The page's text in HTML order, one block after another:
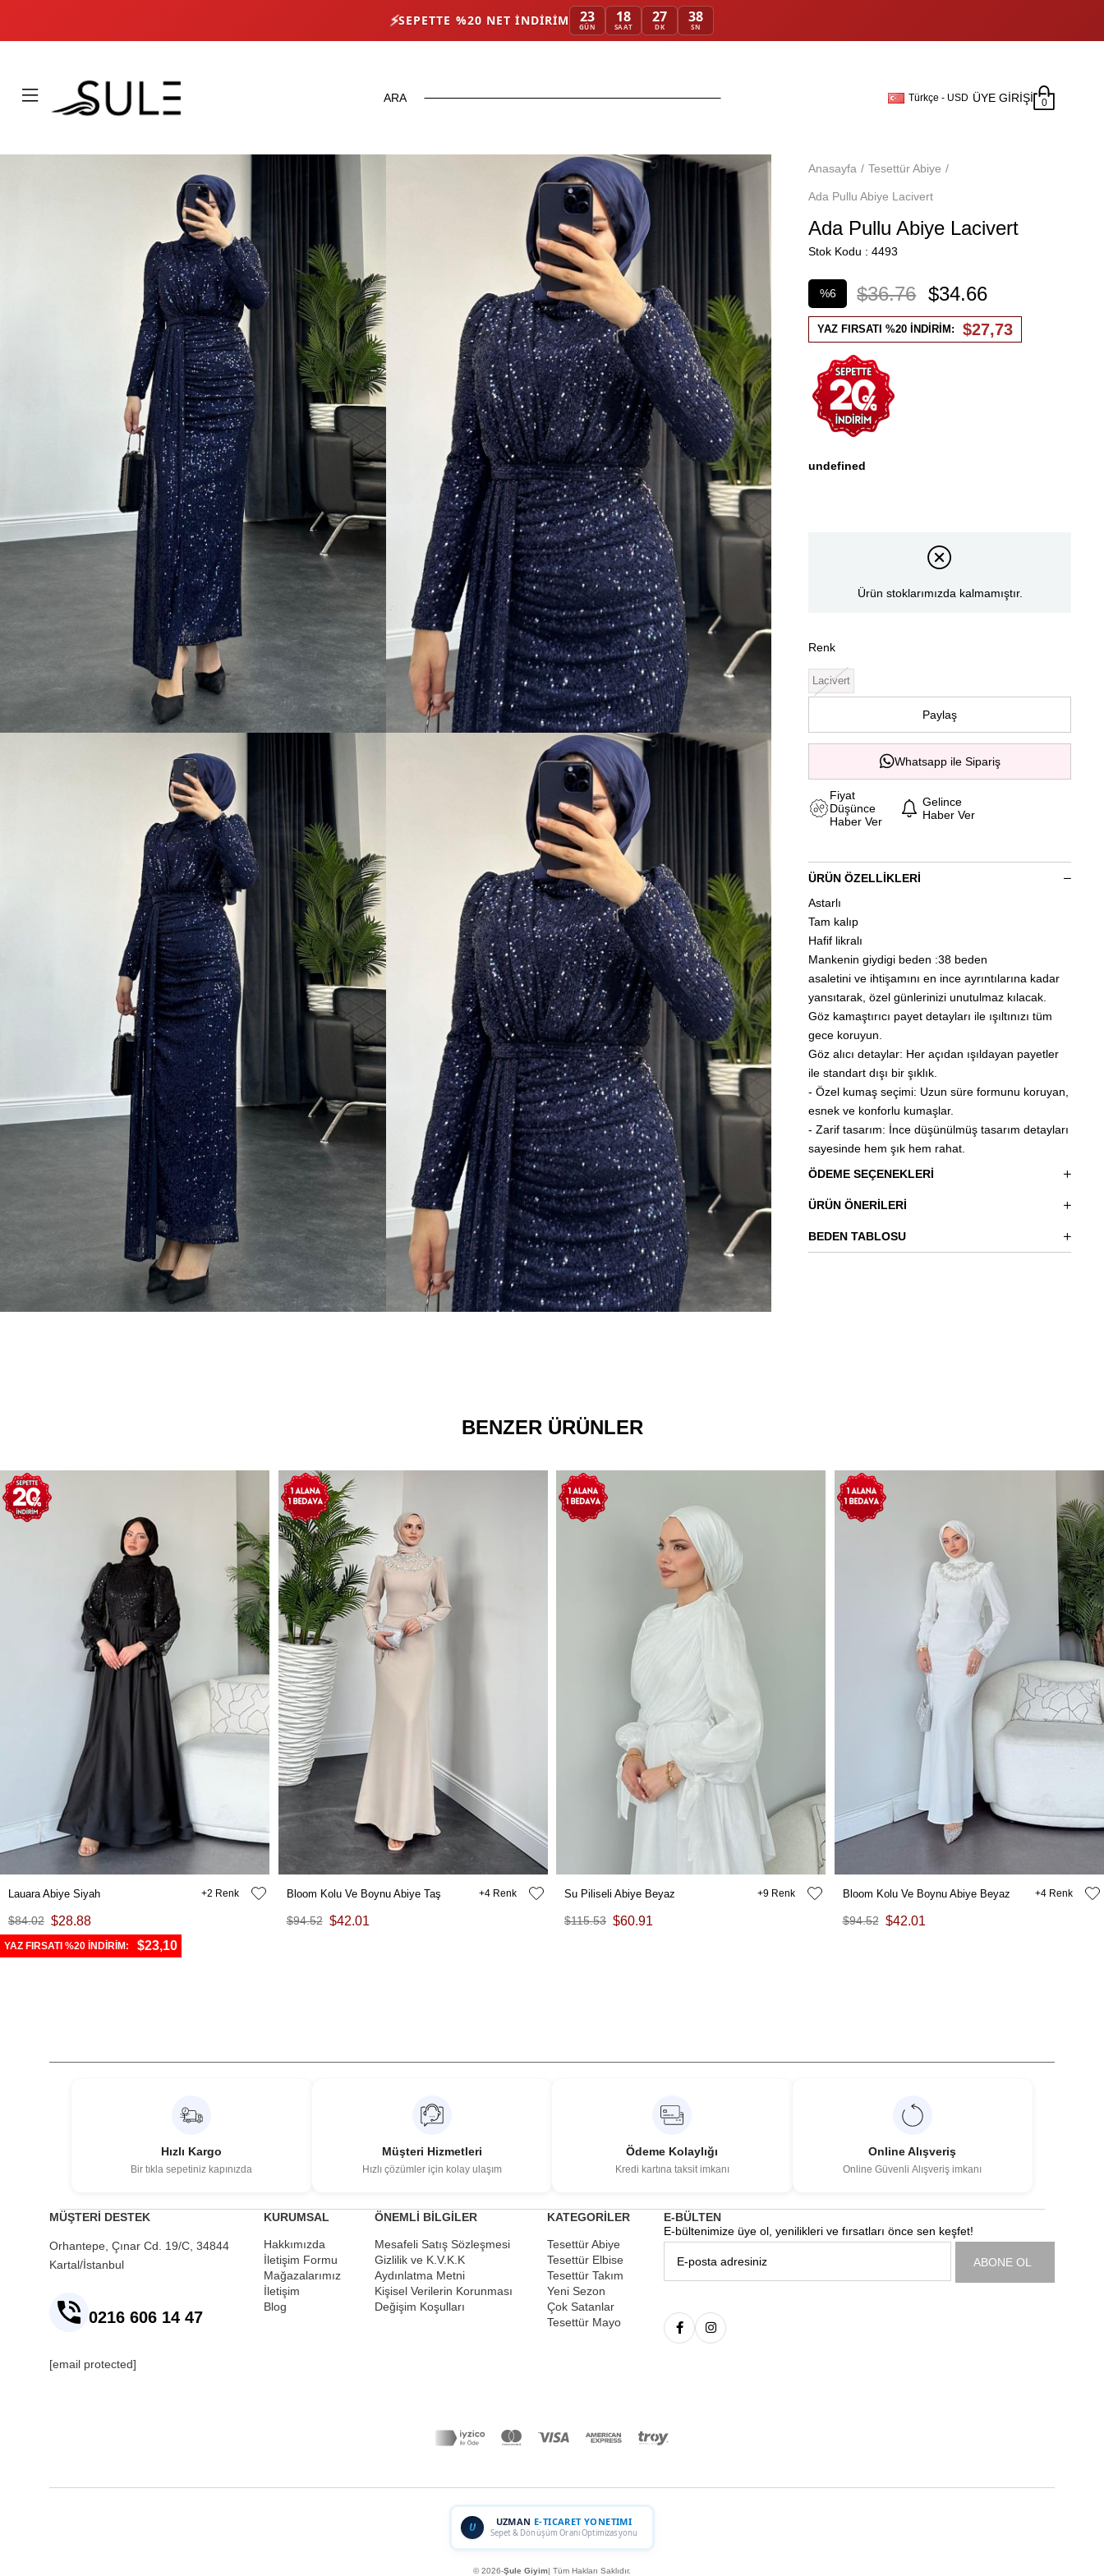
⚡SEPETTE %20 NET İNDIRIM 23
GÜN
18
SAAT
27
DK
36
SN
Türkçe - USD ÜYE GIRIŞI 0
Anasayfa Tesettür Abiye
Ada Pullu Abiye Lacivert
Ada Pullu Abiye Lacivert
Stok Kodu 4493
%6
İndirim
$36.76 $34.66
YAZ FIRSATI %20 İNDİRİM: $27,73
undefined
Ürün stoklarımızda kalmamıştır.
Renk
Lacivert
Paylaş
Whatsapp ile Sipariş
Fiyat
Düşünce
Haber Ver
Gelince
Haber Ver
ÜRÜN ÖZELLIKLERI
Astarlı
Tam kalıp
Hafif likralı
Mankenin giydigi beden :38 beden
asaletini ve ihtişamını en ince ayrıntılarına kadar
yansıtarak, özel günlerinizi unutulmaz kılacak.
Göz kamaştırıcı payet detayları ile ışıltınızı tüm
gece koruyun.
Göz alıcı detaylar: Her açıdan ışıldayan payetler
ile standart dışı bir şıklık.
- Özel kumaş seçimi: Uzun süre formunu koruyan,
esnek ve konforlu kumaşlar.
- Zarif tasarım: İnce düşünülmüş tasarım detayları
sayesinde hem şık hem rahat.
ÖDEME SEÇENEKLERI
ÜRÜN ÖNERILERI
BEDEN TABLOSU
BENZER ÜRÜNLER
Lauara Abiye Siyah
$28.88
$84.02
2
YAZ FIRSATI %20 İNDİRİM: $23,10
Bloom Kolu Ve Boynu Abiye Taş
$42.01
$94.52
4 Su Piliseli Abiye Beyaz
$60.91
$115.53
9 Bloom Kolu Ve Boynu Abiye Beyaz
$42.01
$94.52
4
Hızlı Kargo
Bir tıkla sepetiniz kapınızda
Müşteri Hizmetleri
Hızlı çözümler için kolay ulaşım
Ödeme Kolaylığı
Kredi kartına taksit imkanı
Online Alışveriş
Online Güvenli Alışveriş imkanı
MÜŞTERİ DESTEK
Orhantepe, Çınar Cd. 19/C, 34844
Kartal/İstanbul
0216 606 14 47
[email protected]
KURUMSAL
Hakkımızda
İletişim Formu
Mağazalarımız
İletişim
Blog
ÖNEMLİ BİLGİLER
Mesafeli Satış Sözleşmesi
Gizlilik ve K.V.K.K
Aydınlatma Metni
Kişisel Verilerin Korunması
Değişim Koşulları
KATEGORİLER
Tesettür Abiye
Tesettür Elbise
Tesettür Takım
Yeni Sezon
Çok Satanlar
Tesettür Mayo
E-BÜLTEN
E-bültenimize üye ol, yenilikleri ve fırsatları önce sen keşfet!
ABONE OL
U UZMAN E-TICARET YONETIMI
Sepet & Dönüşüm Oranı Optimizasyonu
© 2026-Şule Giyim| Tüm Hakları Saklıdır.